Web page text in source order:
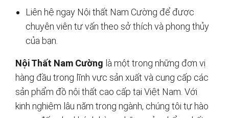
Liên hệ ngay Nội thất Nam Cường để được
chuyên viên tư vấn theo sở thích và phong thủy
của bạn.
Nội Thất Nam Cường là một trong những đơn vị
hàng đầu trong lĩnh vực sản xuất và cung cấp các
sản phẩm đồ nội thất cao cấp tại Việt Nam. Với
kinh nghiệm lâu năm trong ngành, chúng tôi tự hào